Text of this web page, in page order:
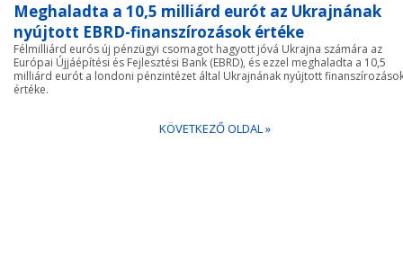
Meghaladta a 10,5 milliárd eurót az Ukrajnának
nyújtott EBRD-finanszírozások értéke
Félmilliárd eurós új pénzügyi csomagot hagyott jóvá Ukrajna számára az
Európai Újjáépítési és Fejlesztési Bank (EBRD), és ezzel meghaladta a 10,5
milliárd eurót a londoni pénzintézet által Ukrajnának nyújtott
értéke.
KÖVETKEZŐ OLDAL »